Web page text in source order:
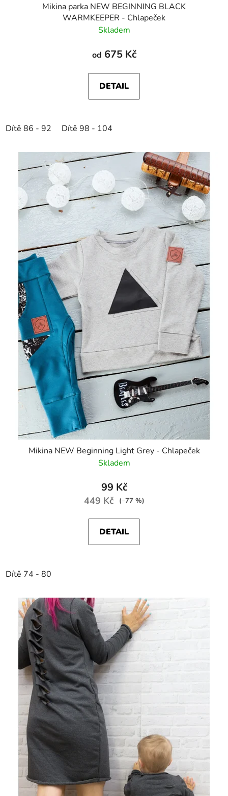
Mikina parka NEW BEGINNING BLACK
WARMKEEPER - Chlapeček
Skladem
od 675 Kč
DETAIL
Dítě 86 - 92 Dítě 98 - 104
Mikina NEW Beginning Light Grey - Chlapeček
Skladem
99 Kč
449 Kč (–77 %)
DETAIL
Dítě 74 - 80